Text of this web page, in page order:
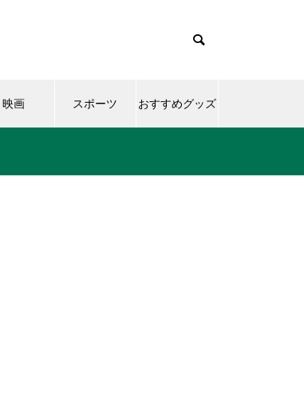
映画 スポーツ おすすめグッズ